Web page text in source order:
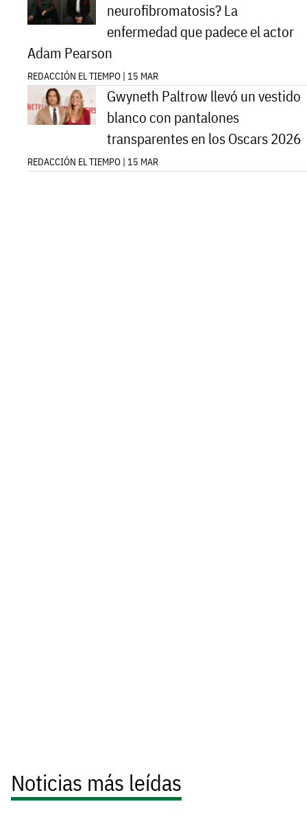
neurofibromatosis? La
enfermedad que padece el actor
Adam Pearson
REDACCIÓN EL TIEMPO | 15 MAR
Gwyneth Paltrow llevó un vestido
blanco con pantalones
transparentes en los Oscars 2026
REDACCIÓN EL TIEMPO | 15 MAR
Noticias más leídas